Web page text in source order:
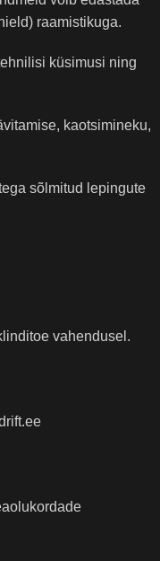
raamistikuga.
küsimusi ning
kaotsimineku,
sõlmitud lepingute
vahendusel.